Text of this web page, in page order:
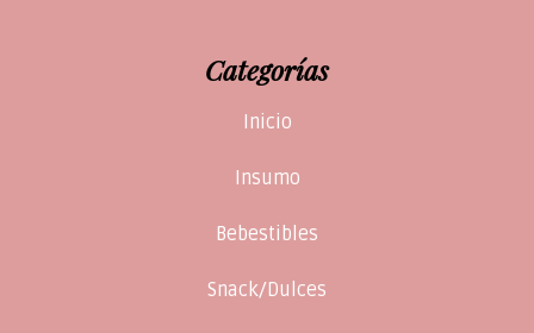
Categorías
Inicio
Insumo
Bebestibles
Snack/Dulces